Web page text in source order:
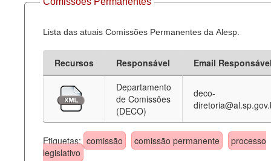
Lista das atuais Comissões Permanentes da Alesp.
Recursos Responsável
Email
Departamento
de Comissões
(DECO)
deco-
Etiquetas: comissão comissão permanente
processo
legislativo